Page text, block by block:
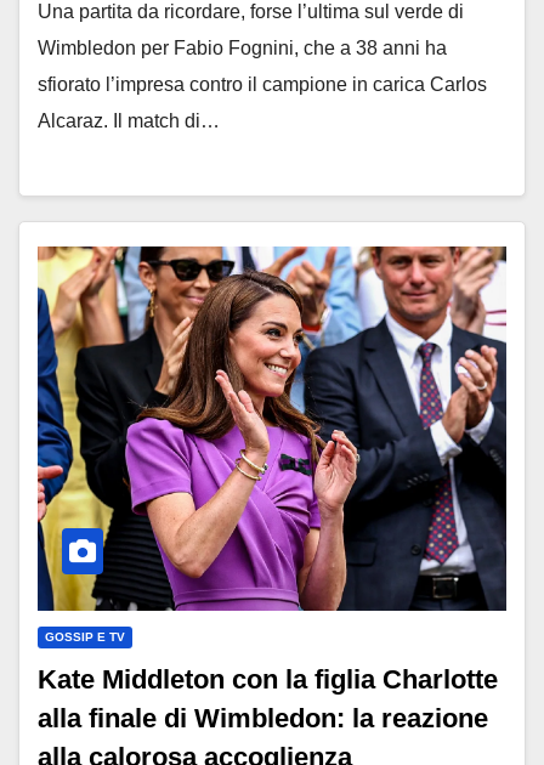
Una partita da ricordare, forse l’ultima sul verde di
Wimbledon per Fabio Fognini, che a 38 anni ha
sfiorato l’impresa contro il campione in carica Carlos
Alcaraz. Il match di…
GOSSIP E TV
Kate Middleton con la figlia Charlotte
alla finale di Wimbledon: la reazione
alla calorosa accoglienza